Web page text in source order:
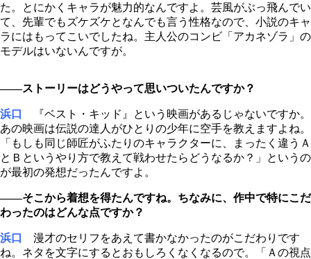
た。とにかくキャラが魅力的なんですよ。芸風がぶっ飛んでい
て、先輩でもズケズケとなんでも言う性格なので、小説のキャ
ラにはもってこいでしたね。主人公のコンビ「アカネゾラ」の
モデルはいないんですが。
――ストーリーはどうやって思いついたんですか？
浜口
『ベスト・キッド』という映画があるじゃないですか。
あの映画は伝説の達人がひとりの少年に空手を教えますよね。
「もしも同じ師匠がふたりのキャラクターに、まったく違うＡ
とＢというやり方で教えて戦わせたらどうなるか？」というの
が最初の発想だったんですよ。
――そこから着想を得たんですね。ちなみに、作中で特にこだ
わったのはどんな点ですか？
浜口
漫才のセリフをあえて書かなかったのがこだわりです
ね。ネタを文字にするとおもしろくなくなるので。「Ａの視点